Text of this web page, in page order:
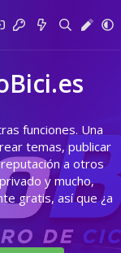
funciones. Una
temas, publicar
a otros
y mucho,
gratis, así que ¿a